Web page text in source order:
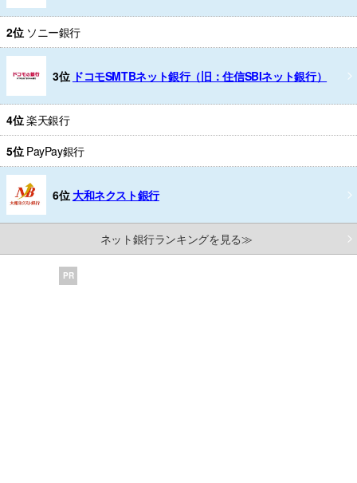
2位 ソニー銀行
3位 ドコモSMTBネット銀行（旧：住信SBIネット銀行）
4位楽天銀行
5位 PayPay銀行
6位 大和ネクスト銀行
ネット銀行ランキングを見る≫
PR